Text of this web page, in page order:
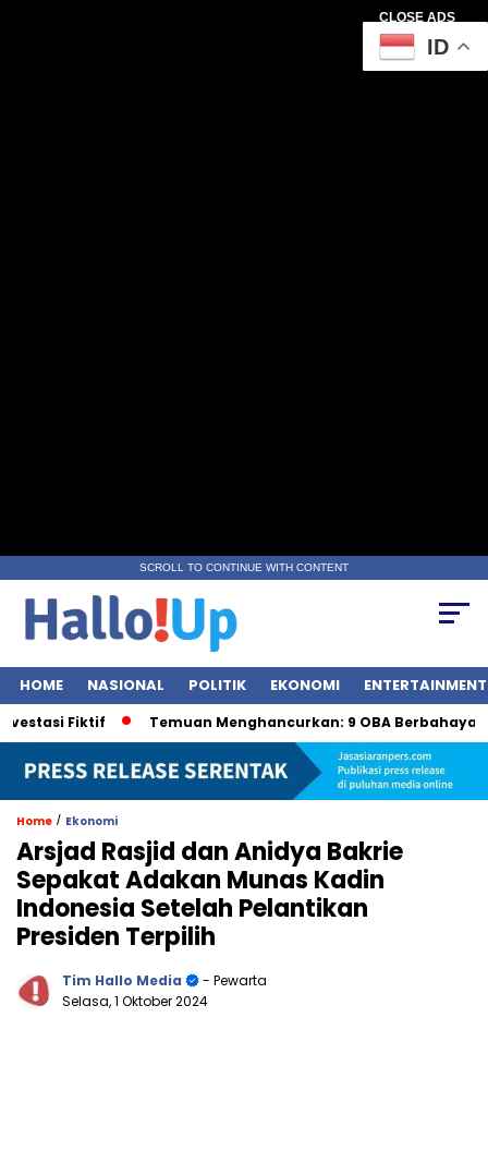
CLOSE ADS
SCROLL TO CONTINUE WITH CONTENT
HOME NASIONAL POLITIK EKONOMI ENTERTAINMENT
Fiktif Temuan Menghancurkan: 9 OBA Berbahaya oleh
Home / Ekonomi
Arsjad Rasjid dan Anidya Bakrie
Sepakat Adakan Munas Kadin
Indonesia Setelah Pelantikan
Presiden Terpilih
Tim Hallo Media
- Pewarta
Selasa, 1 Oktober 2024
ID